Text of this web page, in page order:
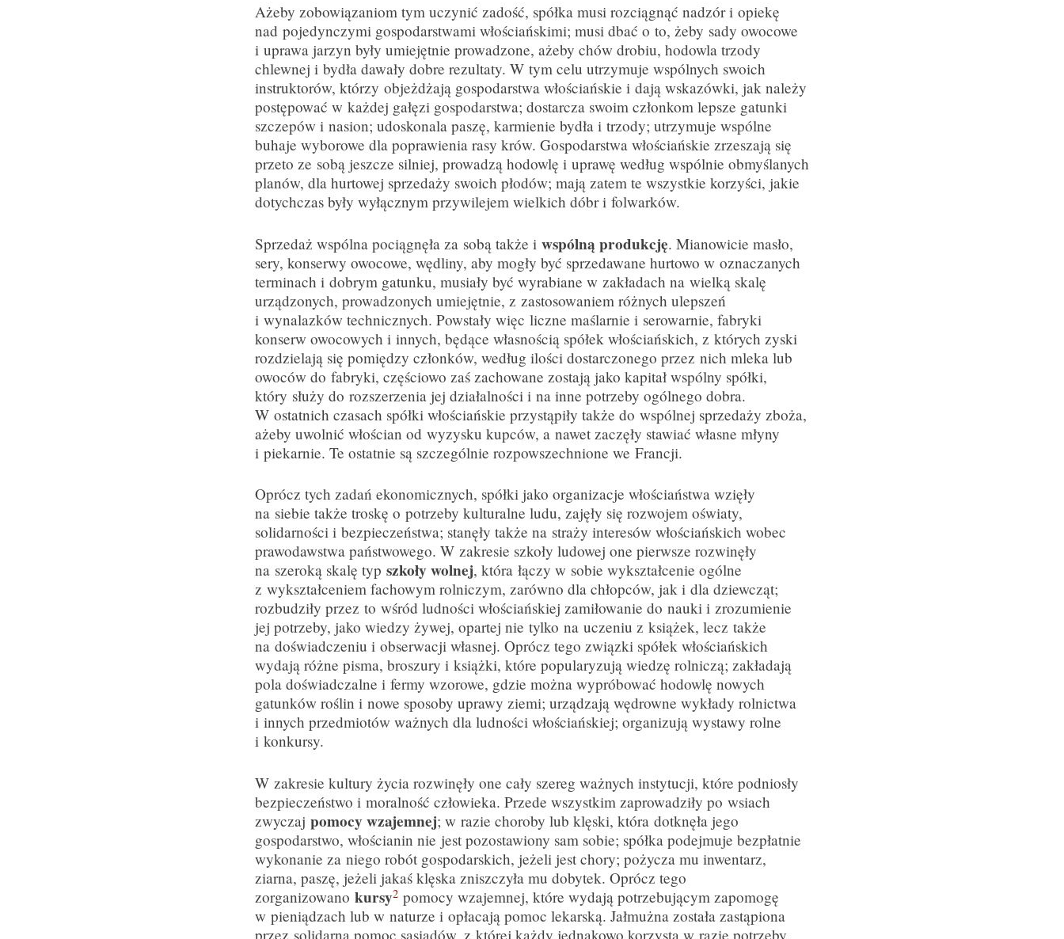
Ażeby zobowiązaniom tym uczynić zadość, spółka musi rozciągnąć nadzór i opiekę
nad pojedynczymi gospodarstwami włościańskimi; musi dbać o to, żeby sady owocowe
i uprawa jarzyn były umiejętnie prowadzone, ażeby chów drobiu, hodowla trzody
chlewnej i bydła dawały dobre rezultaty. W tym celu utrzymuje wspólnych swoich
instruktorów, którzy objeżdżają gospodarstwa włościańskie i dają wskazówki, jak należy
postępować w każdej gałęzi gospodarstwa; dostarcza swoim członkom lepsze gatunki
szczepów i nasion; udoskonala paszę, karmienie bydła i trzody; utrzymuje wspólne
buhaje wyborowe dla poprawienia rasy krów. Gospodarstwa włościańskie zrzeszają się
przeto ze sobą jeszcze silniej, prowadzą hodowlę i uprawę według wspólnie obmyślanych
planów, dla hurtowej sprzedaży swoich płodów; mają zatem te wszystkie korzyści, jakie
dotychczas były wyłącznym przywilejem wielkich dóbr i folwarków.
Sprzedaż wspólna pociągnęła za sobą także i wspólną produkcję. Mianowicie masło,
sery, konserwy owocowe, wędliny, aby mogły być sprzedawane hurtowo w oznaczanych
terminach i dobrym gatunku, musiały być wyrabiane w zakładach na wielką skalę
urządzonych, prowadzonych umiejętnie, z zastosowaniem różnych ulepszeń
i wynalazków technicznych. Powstały więc liczne maślarnie i serowarnie, fabryki
konserw owocowych i innych, będące własnością spółek włościańskich, z których zyski
rozdzielają się pomiędzy członków, według ilości dostarczonego przez nich mleka lub
owoców do fabryki, częściowo zaś zachowane zostają jako kapitał wspólny spółki,
który służy do rozszerzenia jej działalności i na inne potrzeby ogólnego dobra.
W ostatnich czasach spółki włościańskie przystąpiły także do wspólnej sprzedaży zboża,
ażeby uwolnić włościan od wyzysku kupców, a nawet zaczęły stawiać własne młyny
i piekarnie. Te ostatnie są szczególnie rozpowszechnione we Francji.
Oprócz tych zadań ekonomicznych, spółki jako organizacje włościaństwa wzięły
na siebie także troskę o potrzeby kulturalne ludu, zajęły się rozwojem oświaty,
solidarności i bezpieczeństwa; stanęły także na straży interesów włościańskich wobec
prawodawstwa państwowego. W zakresie szkoły ludowej one pierwsze rozwinęły
na szeroką skalę typ szkoły wolnej, która łączy w sobie wykształcenie ogólne
z wykształceniem fachowym rolniczym, zarówno dla chłopców, jak i dla dziewcząt;
rozbudziły przez to wśród ludności włościańskiej zamiłowanie do nauki i zrozumienie
jej potrzeby, jako wiedzy żywej, opartej nie tylko na uczeniu z książek, lecz także
na doświadczeniu i obserwacji własnej. Oprócz tego związki spółek włościańskich
wydają różne pisma, broszury i książki, które popularyzują wiedzę rolniczą; zakładają
pola doświadczalne i fermy wzorowe, gdzie można wypróbować hodowlę nowych
gatunków roślin i nowe sposoby uprawy ziemi; urządzają wędrowne wykłady rolnictwa
i innych przedmiotów ważnych dla ludności włościańskiej; organizują wystawy rolne
i konkursy.
W zakresie kultury życia rozwinęły one cały szereg ważnych instytucji, które podniosły
bezpieczeństwo i moralność człowieka. Przede wszystkim zaprowadziły po wsiach
zwyczaj pomocy wzajemnej; w razie choroby lub klęski, która dotknęła jego
gospodarstwo, włościanin nie jest pozostawiony sam sobie; spółka podejmuje bezpłatnie
wykonanie za niego robót gospodarskich, jeżeli jest chory; pożycza mu inwentarz,
ziarna, paszę, jeżeli jakaś klęska zniszczyła mu dobytek. Oprócz tego
zorganizowano kursy2 pomocy wzajemnej, które wydają potrzebującym zapomogę
w pieniądzach lub w naturze i opłacają pomoc lekarską. Jałmużna została zastąpiona
przez solidarną pomoc sąsiadów, z której każdy jednakowo korzysta w razie potrzeby.